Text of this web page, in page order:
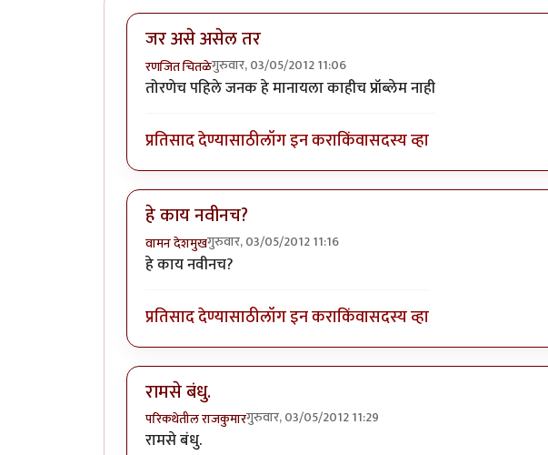
जर असे असेल तर
रणजित चितळेगुरुवार, 03/05/2012 11:06
तोरणेच पहिले जनक हे मानायला काहीच प्रॉब्लेम नाही
प्रतिसाद देण्यासाठीलॉग इन कराकिंवासदस्य व्हा
हे काय नवीनच?
वामन देशमुखगुरुवार, 03/05/2012 11:16
हे काय नवीनच?
प्रतिसाद देण्यासाठीलॉग इन कराकिंवासदस्य व्हा
रामसे बंधु.
परिकथेतील राजकुमारगुरुवार, 03/05/2012 11:29
रामसे बंधु.